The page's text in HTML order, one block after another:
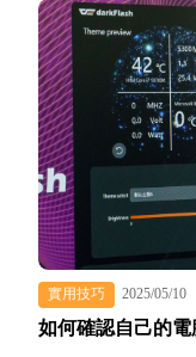
實用技巧 2025/05/10
如何確認自己的